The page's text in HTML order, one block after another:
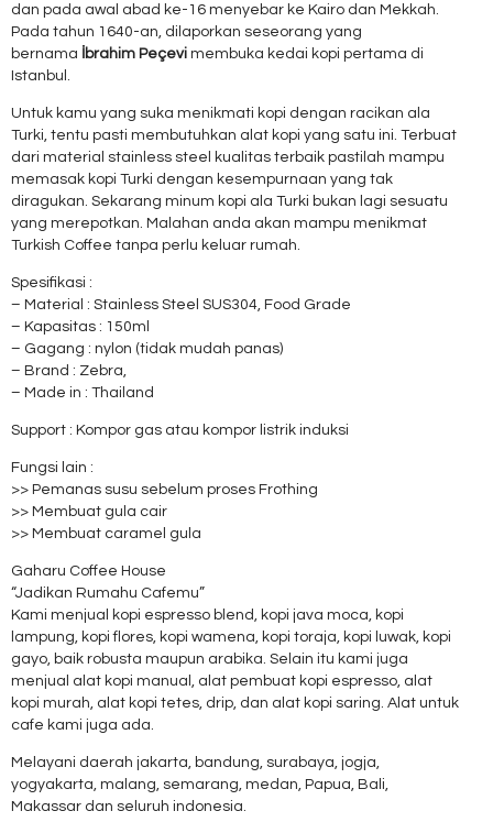
dan pada awal abad ke-16 menyebar ke Kairo dan Mekkah.
Pada tahun 1640-an, dilaporkan seseorang yang
bernama İbrahim Peçevi membuka kedai kopi pertama di
Istanbul.
Untuk kamu yang suka menikmati kopi dengan racikan ala
Turki, tentu pasti membutuhkan alat kopi yang satu ini. Terbuat
dari material stainless steel kualitas terbaik pastilah mampu
memasak kopi Turki dengan kesempurnaan yang tak
diragukan. Sekarang minum kopi ala Turki bukan lagi sesuatu
yang merepotkan. Malahan anda akan mampu menikmat
Turkish Coffee tanpa perlu keluar rumah.
Spesifikasi :
– Material : Stainless Steel SUS304, Food Grade
– Kapasitas : 150ml
– Gagang : nylon (tidak mudah panas)
– Brand : Zebra,
– Made in : Thailand
Support : Kompor gas atau kompor listrik induksi
Fungsi lain :
>> Pemanas susu sebelum proses Frothing
>> Membuat gula cair
>> Membuat caramel gula
Gaharu Coffee House
“Jadikan Rumahu Cafemu”
Kami menjual kopi espresso blend, kopi java moca, kopi
lampung, kopi flores, kopi wamena, kopi toraja, kopi luwak, kopi
gayo, baik robusta maupun arabika. Selain itu kami juga
menjual alat kopi manual, alat pembuat kopi espresso, alat
kopi murah, alat kopi tetes, drip, dan alat kopi saring. Alat untuk
cafe kami juga ada.
Melayani daerah jakarta, bandung, surabaya, jogja,
yogyakarta, malang, semarang, medan, Papua, Bali,
Makassar dan seluruh indonesia.